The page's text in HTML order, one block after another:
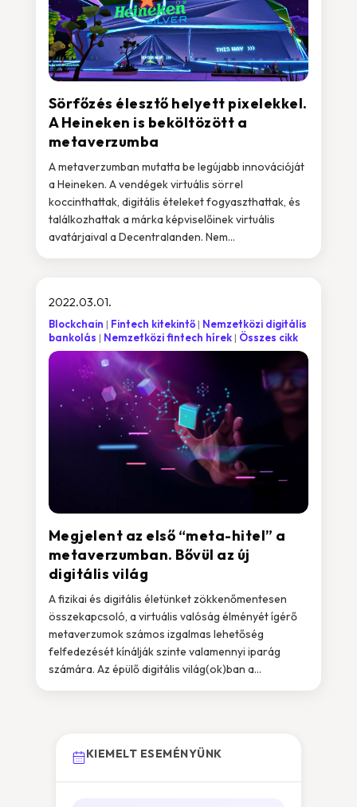
Sörfőzés élesztő helyett pixelekkel.
A Heineken is beköltözött a
metaverzumba
A metaverzumban mutatta be legújabb innovációját
a Heineken. A vendégek virtuális sörrel
koccinthattak, digitális ételeket fogyaszthattak, és
találkozhattak a márka képviselőinek virtuális
avatárjaival a Decentralanden. Nem...
Megjelent az első “meta-hitel” a
metaverzumban. Bővül az új
digitális világ
2022.03.01.
Blockchain Fintech kitekintő
Nemzetközi digitális
bankolás
Nemzetközi fintech hírek Összes cikk
A fizikai és digitális életünket zökkenőmentesen
összekapcsoló, a virtuális valóság élményét ígérő
metaverzumok számos izgalmas lehetőség
felfedezését kínálják szinte valamennyi iparág
számára. Az épülő digitális világ(ok)ban a...
KIEMELT ESEMÉNYÜNK